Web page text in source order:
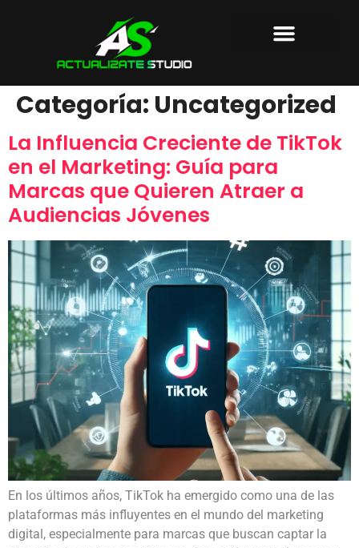
Categoría: Uncategorized
La Influencia Creciente de TikTok
en el Marketing: Guía para
Marcas que Quieren Atraer a
Audiencias Jóvenes
En los últimos años, TikTok ha emergido como una de las
plataformas más influyentes en el mundo del marketing
digital, especialmente para marcas que buscan captar la